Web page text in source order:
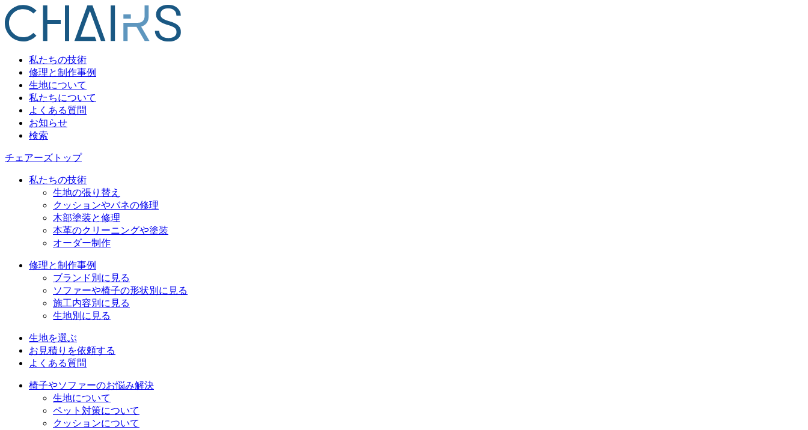
私たちの技術
修理と制作事例
生地について
私たちについて
よくある質問
お知らせ
検索
チェアーズトップ
私たちの技術
生地の張り替え
クッションやバネの修理
木部塗装と修理
本革のクリーニングや塗装
オーダー制作
修理と制作事例
ブランド別に見る
ソファーや椅子の形状別に見る
施工内容別に見る
生地別に見る
生地を選ぶ
お見積りを依頼する
よくある質問
椅子やソファーのお悩み解決
生地について
ペット対策について
クッションについて